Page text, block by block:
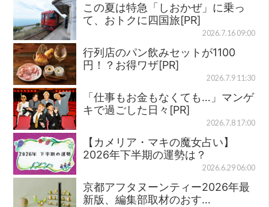
この夏は特急「しおかぜ」に乗っ
て、おトクに四国旅[PR]
2026.7.16 09:00
行列店のパン飲みセットが1100
円！？お得ワザ[PR]
2026.7.9 11:30
「仕事もお金もなくても…」マンゲ
キで過ごした日々[PR]
2026.7.8 17:00
【カメリア・マキの魔女占い】
2026年下半期の運勢は？
2026.6.29 06:00
京都アフタヌーンティー2026年最
新版、編集部取材のおす…